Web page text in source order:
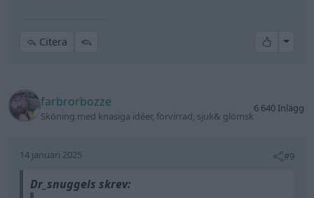
Citera All
farbrorbozze
Sköning med knasiga idéer, förvirrad, sjuk& glömsk
6 640 Inlägg
14 januari 2025 #9
Dr_snuggels skrev: